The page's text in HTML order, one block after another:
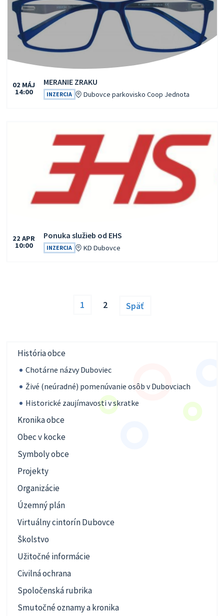
MERANIE ZRAKU
INZERCIA Miesto:
Dubovce parkovisko Coop Jednota
Čas:
02 MÁJ
14:00
Ponuka služieb od EHS
INZERCIA Miesto:
KD Dubovce
Čas:
22 APR
10:00
1 2 Späť
História obce
Chotárne názvy Duboviec
Živé (neúradné) pomenúvanie osôb v Dubovciach
Historické zaujímavosti v skratke
Kronika obce
Obec v kocke
Symboly obce
Projekty
Organizácie
Územný plán
Virtuálny cintorín Dubovce
Školstvo
Užitočné informácie
Civilná ochrana
Spoločenská rubrika
Smutočné oznamy a kronika